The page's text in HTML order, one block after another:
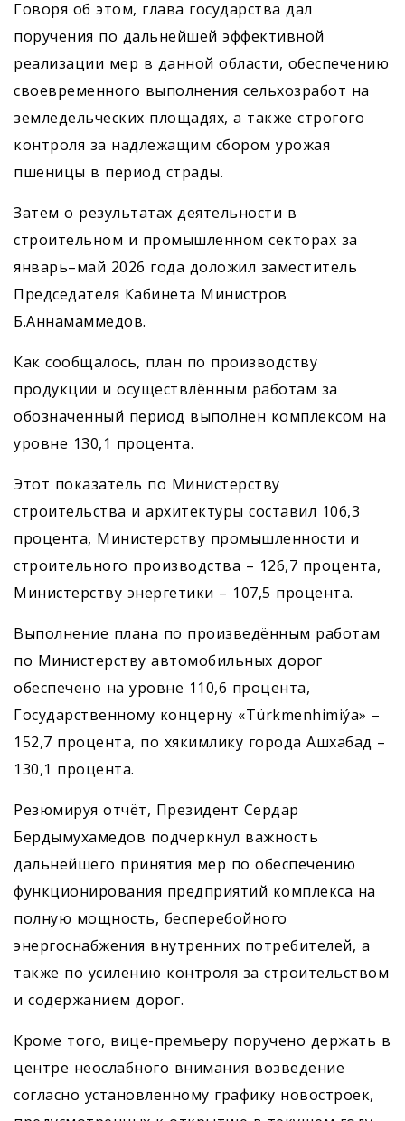
Говоря об этом, глава государства дал
поручения по дальнейшей эффективной
реализации мер в данной области, обеспечению
своевременного выполнения сельхозработ на
земледельческих площадях, а также строгого
контроля за надлежащим сбором урожая
пшеницы в период страды.
Затем о результатах деятельности в
строительном и промышленном секторах за
январь–май 2026 года доложил заместитель
Председателя Кабинета Министров
Б.Аннамаммедов.
Как сообщалось, план по производству
продукции и осуществ­лённым работам за
обозначенный период выполнен комплексом на
уровне 130,1 процента.
Этот показатель по Министерству
строительства и архитектуры сос­тавил 106,3
процента, Министерству промышленности и
строительного производства – 126,7 процента,
Министерству энергетики – 107,5 процента.
Выполнение плана по произведённым работам
по Министерству автомобильных дорог
обеспечено на уровне 110,6 процента,
Государственному концерну «Türkmenhimiýa» –
152,7 процента, по хякимлику города Ашхабад –
130,1 процента.
Резюмируя отчёт, Президент Сердар
Бердымухамедов подчеркнул важность
дальнейшего принятия мер по обеспечению
функционирования предприятий комплекса на
полную мощность, бесперебойного
энергоснабжения внутренних потребителей, а
также по усилению контроля за строительством
и содержанием дорог.
Кроме того, вице-премьеру поручено держать в
центре неослабного внимания возведение
согласно установленному графику новостроек,